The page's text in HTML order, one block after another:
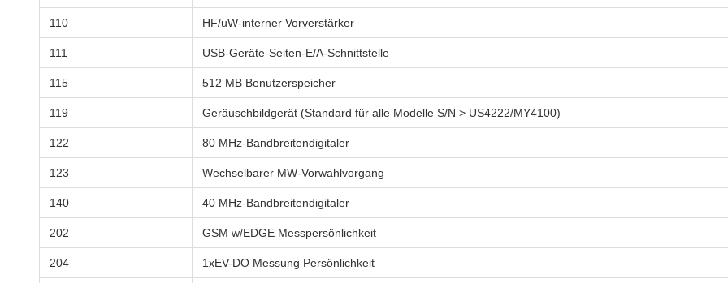
110 HF/uW-interner Vorverstärker
111 USB-Geräte-Seiten-E/A-Schnittstelle
115 512 MB Benutzerspeicher
119 Geräuschbildgerät (Standard für alle Modelle S/N > US4222/MY4100)
122 80 MHz-Bandbreitendigitaler
123 Wechselbarer MW-Vorwahlvorgang
140 40 MHz-Bandbreitendigitaler
202 GSM w/EDGE Messpersönlichkeit
204 1xEV-DO Messung Persönlichkeit